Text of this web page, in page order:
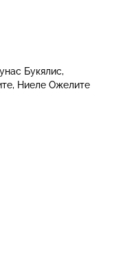
Букялис
Ниеле Ожелите